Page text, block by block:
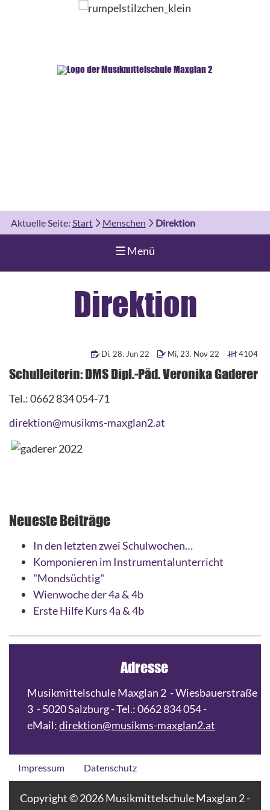
Aktuelle Seite: Start Menschen Direktion
Navigation aufklappen
Menü
Direktion
Di, 28. Jun 22 Mi, 23. Nov 22 4104
Schulleiterin: DMS Dipl.-Päd. Veronika Gaderer
Tel.: 0662 834 054-71
direktion@musikms-maxglan2.at
Neueste Beiträge
In den letzten zwei Schulwochen…
Komponieren im Instrumentalunterricht
"Mondsüchtig"
Wienwoche der 4a & 4b
Erste Hilfe Kurs 4a & 4b
Adresse
Musikmittelschule Maxglan 2 - Wiesbauerstraße
3 - 5020 Salzburg - Tel.: 0662 834 054 -
eMail:direktion@musikms-maxglan2.at
Impressum Datenschutz
Copyright © 2026 Musikmittelschule Maxglan 2 -